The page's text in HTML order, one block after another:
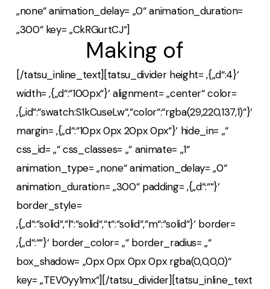
„none“ animation_delay= „0“ animation_duration=
„300“ key= „CkRGurtCJ“]
Making of
[/tatsu_inline_text][tatsu_divider height= ‚{„d“:4}‘
width= ‚{„d“:“100px“}‘ alignment= „center“ color=
‚{„id“:“swatch:S1kCuseLw“,“color“:“rgba(29,220,137,1)“}‘
margin= ‚{„d“:“10px 0px 20px 0px“}‘ hide_in= „“
css_id= „“ css_classes= „“ animate= „1“
animation_type= „none“ animation_delay= „0“
animation_duration= „300“ padding= ‚{„d“:““}‘
border_style=
‚{„d“:“solid“,“l“:“solid“,“t“:“solid“,“m“:“solid“}‘ border=
‚{„d“:““}‘ border_color= „“ border_radius= „“
box_shadow= „0px 0px 0px 0px rgba(0,0,0,0)“
key= „TEV0yy1mx“][/tatsu_divider][tatsu_inline_text